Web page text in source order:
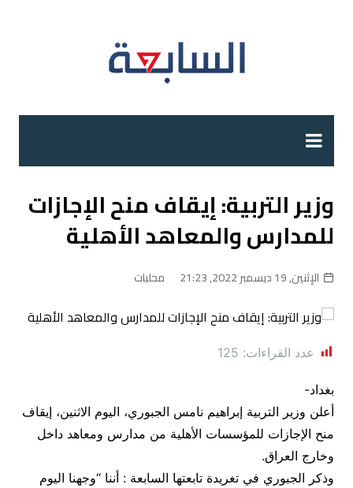
وزير التربية: إيقاف منح الإجازات
للمدارس والمعاهد الأهلية
الإثنين, 19 ديسمبر 2022, 21:23 محليات
عدد القراءات: 125
بغداد-
أعلن وزير التربية إبراهيم نامس الجبوري، اليوم الاثنين، إيقاف
منح الإجازات للمؤسسات الأهلية من مدارس ومعاهد داخل
وخارج العراق.
وذكر الجبوري في تغريدة تابعتها السابعة : أننا “وجهنا اليوم